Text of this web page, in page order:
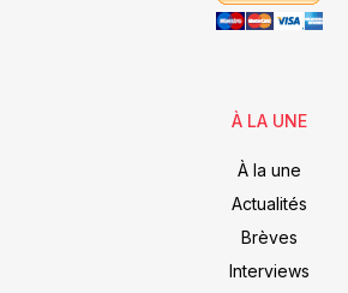
À LA UNE
À la une
Actualités
Brèves
Interviews